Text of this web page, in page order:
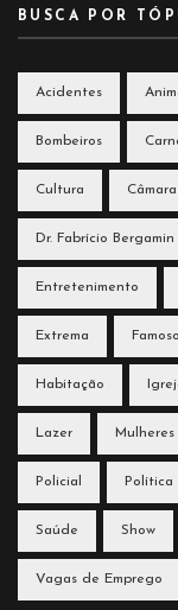
BUSCA POR
Acidentes
Bombeiros
Cultura
Dr. Fabrício Bergamin
Entretenimento
Extrema
Habitação
Lazer Mulheres
Policial Política
Saúde Show
Vagas de Emprego